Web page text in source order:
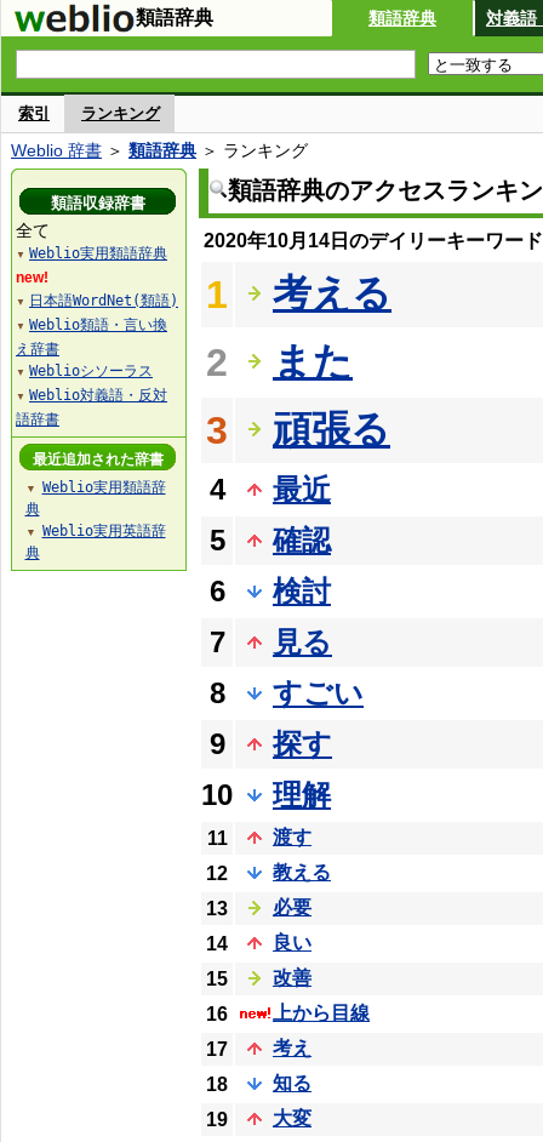
類語辞典 類語辞典 対義語
索引 ランキング
Weblio 辞書 ＞ 類語辞典 ＞ ランキング
類語辞典のアクセスランキ
2020年10月14日のデイリーキーワー
1
考える
2
また
3
頑張る
4
最近
5
確認
6
検討
7
見る
8
すごい
9
探す
10
理解
11
渡す
12
教える
13
必要
14
良い
15
改善
16
上から目線
17
考え
18
知る
19
大変
類語収録辞書
全て
▼ Weblio実用類語辞典
new!
▼ 日本語WordNet(類語)
▼ Weblio類語・言い換
え辞書
▼ Weblioシソーラス
▼ Weblio対義語・反対
語辞書
最近追加された辞書
▼
Weblio実用類語辞
典
▼
Weblio実用英語辞
典